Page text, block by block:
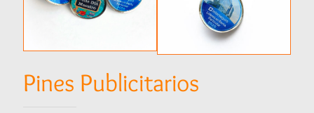
Pines Publicitarios